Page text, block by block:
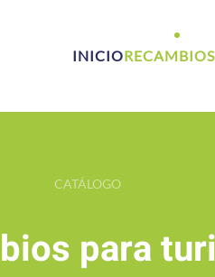
INICIORECAMBIOS
CATÁLOGO
para